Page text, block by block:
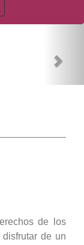
de los
de un